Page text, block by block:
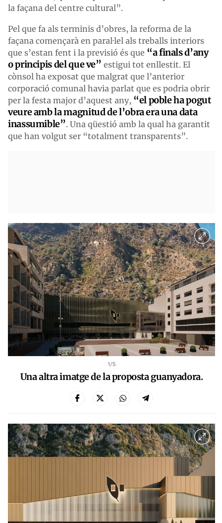
la façana del centre cultural”.
Pel que fa als terminis d’obres, la reforma de la
façana començarà en paral·lel als treballs interiors
que s’estan fent i la previsió és que “a finals d’any
o principis del que ve” estigui tot enllestit. El
cònsol ha exposat que malgrat que l’anterior
corporació comunal havia parlat que es podria obrir
per la festa major d’aquest any, “el poble ha pogut
veure amb la magnitud de l’obra era una data
inassumible”. Una qüestió amb la qual ha garantit
que han volgut ser “totalment transparents”.
1/5
Una altra imatge de la proposta guanyadora.